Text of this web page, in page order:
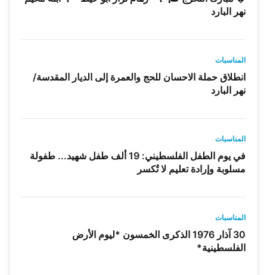
نهر البارد
المناسبات
انطلاق حملة الاحسان للحج والعمرة إلى الديار المقدسة/
نهر البارد
المناسبات
في يوم الطفل الفلسطيني: 19 ألف طفل شهيد... طفولة
مسلوبة وإرادة تعليم لا تُكسر
المناسبات
30 آذار 1976 الذكرى الخمسون *ليوم الأرض
الفلسطينية*